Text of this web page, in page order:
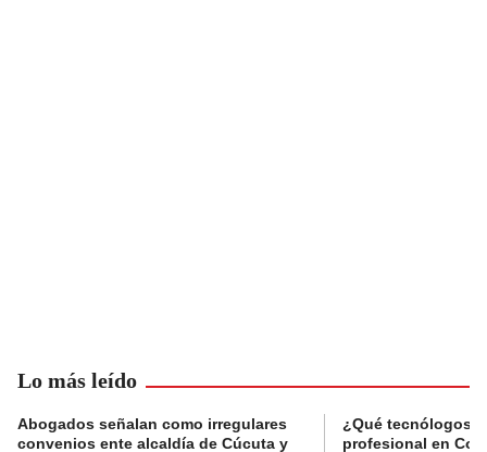
Lo más leído
Abogados señalan como irregulares
convenios ente alcaldía de Cúcuta y
¿Qué tecnólogos
profesional en